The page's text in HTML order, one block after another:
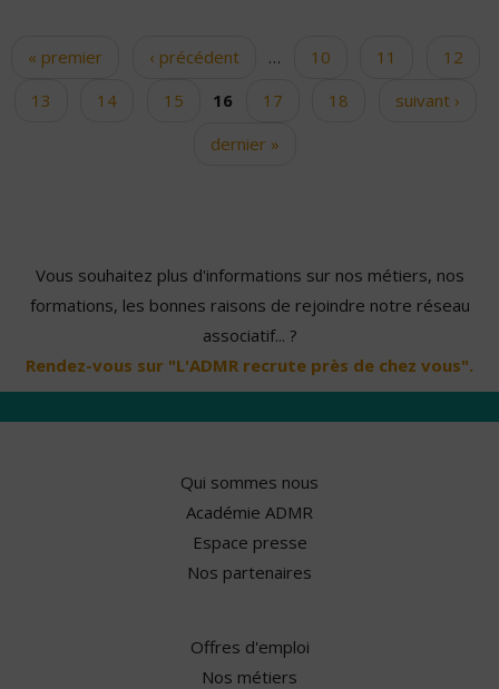
Pages
« premier ‹ précédent … 10 11
12
13
14 15 16 17 18
suivant ›
dernier »
Vous souhaitez plus d'informations sur nos métiers, nos
formations, les bonnes raisons de rejoindre notre réseau
associatif... ?
Rendez-vous sur "L'ADMR recrute près de chez vous".
Qui sommes nous
Académie ADMR
Espace presse
Nos partenaires
Offres d'emploi
Nos métiers